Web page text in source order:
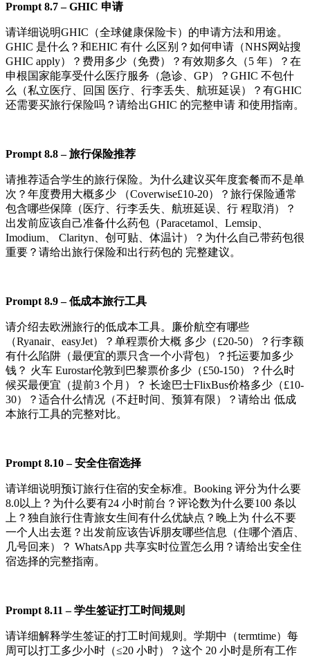
Prompt 8.7 – GHIC 申请
请详细说明GHIC（全球健康保险卡）的申请方法和用途。
GHIC 是什么？和EHIC 有什 么区别？如何申请（NHS网站搜
GHIC apply）？费用多少（免费）？有效期多久（5 年）？在
申根国家能享受什么医疗服务（急诊、GP）？GHIC 不包什
么（私立医疗、回国 医疗、行李丢失、航班延误）？有GHIC
还需要买旅行保险吗？请给出GHIC 的完整申请 和使用指南。
Prompt 8.8 – 旅行保险推荐
请推荐适合学生的旅行保险。为什么建议买年度套餐而不是单
次？年度费用大概多少 （Coverwise£10-20）？旅行保险通常
包含哪些保障（医疗、行李丢失、航班延误、行 程取消）？
出发前应该自己准备什么药包（Paracetamol、Lemsip、
Imodium、 Clarityn、创可贴、体温计）？为什么自己带药包很
重要？请给出旅行保险和出行药包的 完整建议。
Prompt 8.9 – 低成本旅行工具
请介绍去欧洲旅行的低成本工具。廉价航空有哪些
（Ryanair、easyJet）？单程票价大概 多少（£20-50）？行李额
有什么陷阱（最便宜的票只含一个小背包）？托运要加多少
钱？ 火车 Eurostar伦敦到巴黎票价多少（£50-150）？什么时
候买最便宜（提前3 个月）？ 长途巴士FlixBus价格多少（£10-
30）？适合什么情况（不赶时间、预算有限）？请给出 低成
本旅行工具的完整对比。
Prompt 8.10 – 安全住宿选择
请详细说明预订旅行住宿的安全标准。Booking 评分为什么要
8.0以上？为什么要有24 小时前台？评论数为什么要100 条以
上？独自旅行住青旅女生间有什么优缺点？晚上为 什么不要
一个人出去逛？出发前应该告诉朋友哪些信息（住哪个酒店、
几号回来）？ WhatsApp 共享实时位置怎么用？请给出安全住
宿选择的完整指南。
Prompt 8.11 – 学生签证打工时间规则
请详细解释学生签证的打工时间规则。学期中（termtime）每
周可以打工多少小时（≤20 小时）？这个 20 小时是所有工作